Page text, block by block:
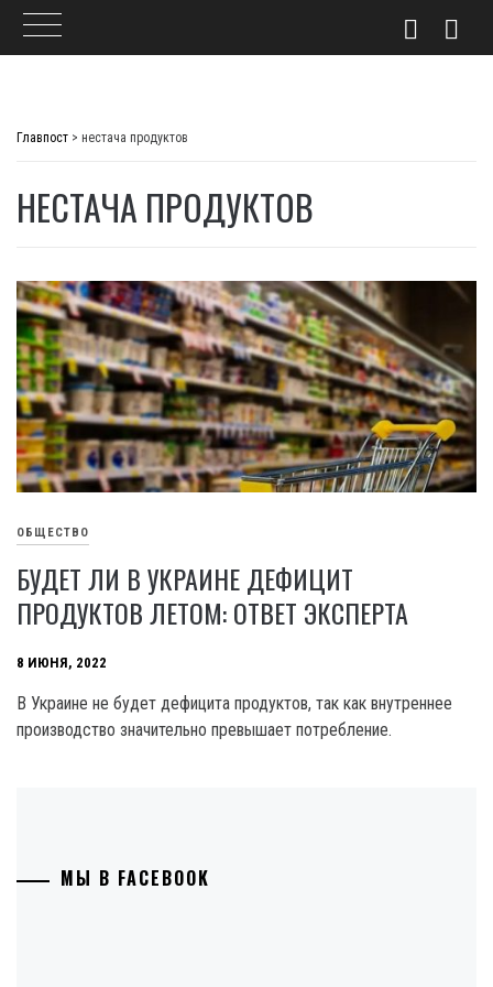
Главпост > нестача продуктов
НЕСТАЧА ПРОДУКТОВ
ОБЩЕСТВО
БУДЕТ ЛИ В УКРАИНЕ ДЕФИЦИТ
ПРОДУКТОВ ЛЕТОМ: ОТВЕТ ЭКСПЕРТА
8 ИЮНЯ, 2022
В Украине не будет дефицита продуктов, так как внутреннее
производство значительно превышает потребление.
МЫ В FACEBOOK